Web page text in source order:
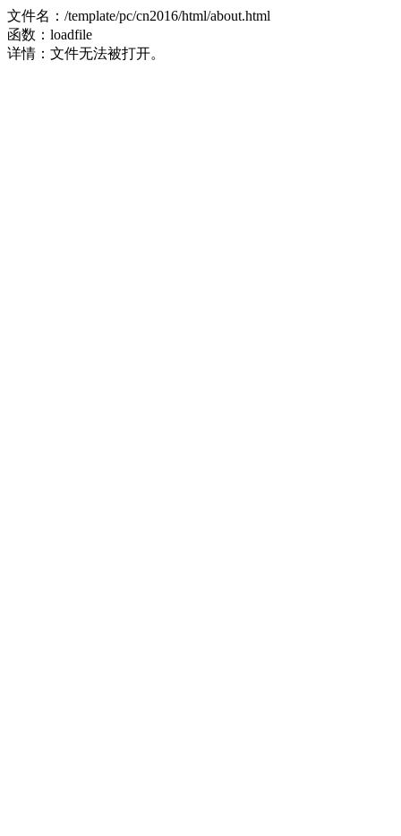
文件名：/template/pc/cn2016/html/about.html
函数：loadfile
详情：文件无法被打开。